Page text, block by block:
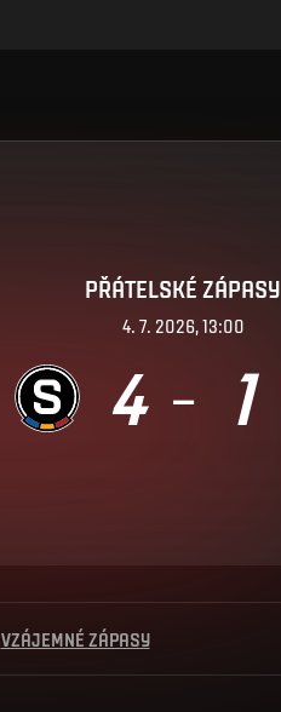
PŘÁTELSKÉ ZÁPASY
4. 7. 2026, 13:00
4 – 1
VZÁJEMNÉ ZÁPASY